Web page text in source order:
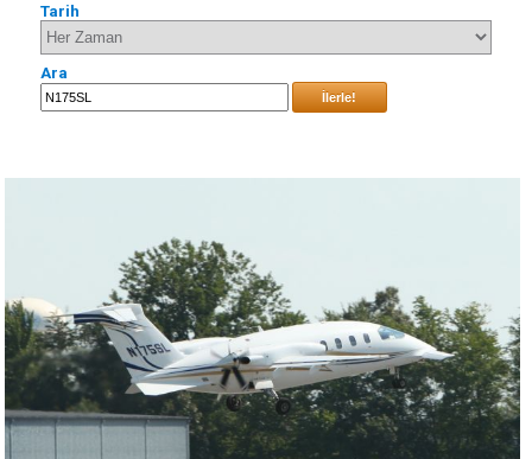
Tarih
Ara
İlerle!